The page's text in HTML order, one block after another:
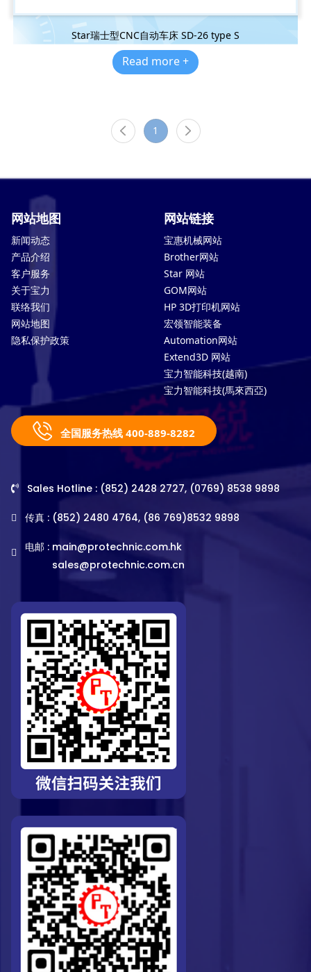
Star瑞士型CNC自动车床 SD-26 type S
Read more +
1
网站地图
新闻动态
产品介绍
客户服务
关于宝力
联络我们
网站地图
隐私保护政策
网站链接
宝惠机械网站
Brother网站
Star 网站
GOM网站
HP 3D打印机网站
宏领智能装备
Automation网站
Extend3D 网站
宝力智能科技(越南)
宝力智能科技(馬來西亞)
全国服务热线 400-889-8282
Sales Hotline : (852) 2428 2727, (0769) 8538 9898
传真 : (852) 2480 4764, (86 769)8532 9898
电邮 : main@protechnic.com.hk
sales@protechnic.com.cn